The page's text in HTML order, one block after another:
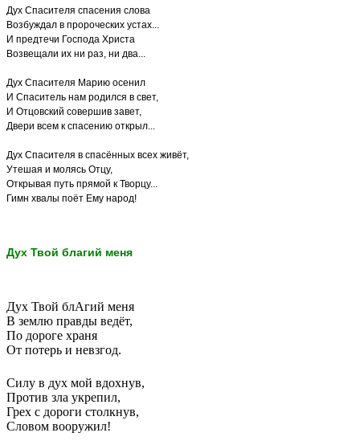
Дух Спасителя спасения слова
Возбуждал в пророческих устах...
И предтечи Господа Христа
Возвещали их ни раз, ни два...
Дух Спасителя Марию осенил
И Спаситель нам родился в свет,
И Отцовский совершив завет,
Двери всем к спасению открыл...
Дух Спасителя в спасённых всех живёт,
Утешая и молясь Отцу,
Открывая путь прямой к Творцу...
Гимн хвалы поёт Ему народ!
Дух Твой благий меня
Дух Твой блАгий меня
В землю правды ведёт,
По дороге храня
От потерь и невзгод.
Силу в дух мой вдохнув,
Против зла укрепил,
Грех с дороги столкнув,
Словом вооружил!